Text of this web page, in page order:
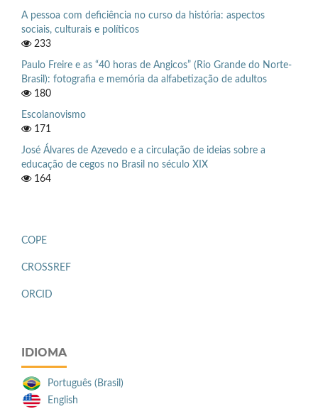
A pessoa com deficiência no curso da história: aspectos
sociais, culturais e políticos
233
Paulo Freire e as “40 horas de Angicos” (Rio Grande do Norte-
Brasil): fotografia e memória da alfabetização de adultos
180
Escolanovismo
171
José Álvares de Azevedo e a circulação de ideias sobre a
educação de cegos no Brasil no século XIX
164
COPE
CROSSREF
ORCID
IDIOMA
Português (Brasil)
English